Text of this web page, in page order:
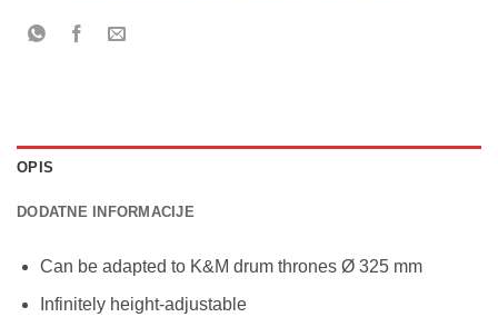
OPIS
DODATNE INFORMACIJE
Can be adapted to K&M drum thrones Ø 325 mm
Infinitely height-adjustable